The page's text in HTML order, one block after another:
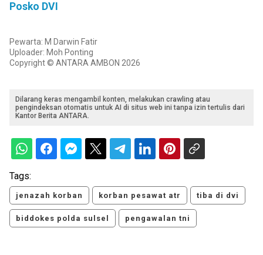
Posko DVI
Pewarta: M Darwin Fatir
Uploader: Moh Ponting
Copyright © ANTARA AMBON 2026
Dilarang keras mengambil konten, melakukan crawling atau
pengindeksan otomatis untuk AI di situs web ini tanpa izin tertulis dari
Kantor Berita ANTARA.
Tags:
jenazah korban korban pesawat atr tiba di dvi
biddokes polda sulsel pengawalan tni